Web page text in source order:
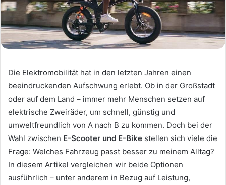
Die Elektromobilität hat in den letzten Jahren einen
beeindruckenden Aufschwung erlebt. Ob in der Großstadt
oder auf dem Land – immer mehr Menschen setzen auf
elektrische Zweiräder, um schnell, günstig und
umweltfreundlich von A nach B zu kommen. Doch bei der
Wahl zwischen E-Scooter und E-Bike stellen sich viele die
Frage: Welches Fahrzeug passt besser zu meinem Alltag?
In diesem Artikel vergleichen wir beide Optionen
ausführlich – unter anderem in Bezug auf Leistung,